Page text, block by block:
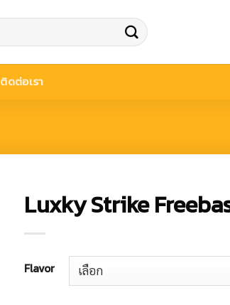
ติดต่อเรา
Luxky Strike
Flavor